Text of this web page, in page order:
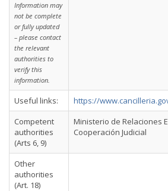
Information may
not be complete
or fully updated
– please contact
the relevant
authorities to
verify this
information.
Useful links:
https://
Competent
authorities
(Arts 6, 9)
Ministerio de Relaciones
Cooperación Judicial
Other
authorities
(Art. 18)